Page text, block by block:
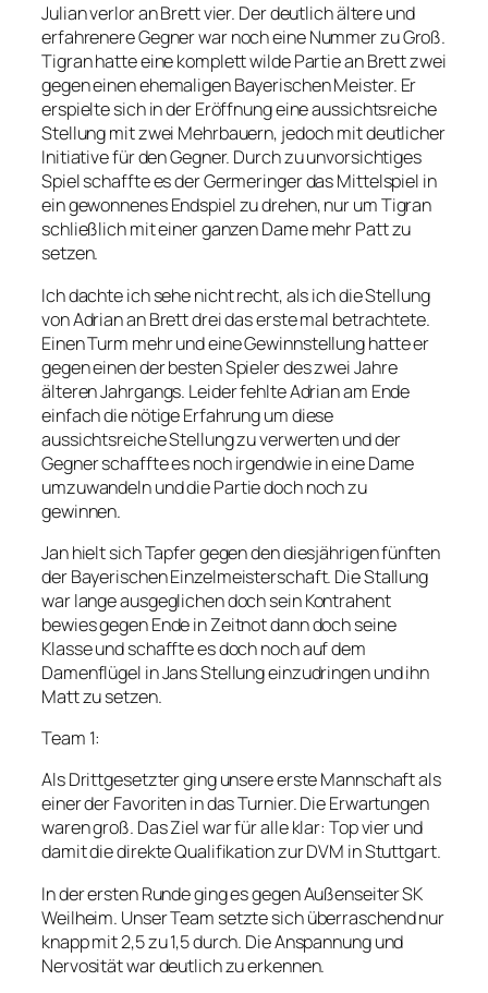
Julian verlor an Brett vier. Der deutlich ältere und
erfahrenere Gegner war noch eine Nummer zu Groß.
Tigran hatte eine komplett wilde Partie an Brett zwei
gegen einen ehemaligen Bayerischen Meister. Er
erspielte sich in der Eröffnung eine aussichtsreiche
Stellung mit zwei Mehrbauern, jedoch mit deutlicher
Initiative für den Gegner. Durch zu unvorsichtiges
Spiel schaffte es der Germeringer das Mittelspiel in
ein gewonnenes Endspiel zu drehen, nur um Tigran
schließlich mit einer ganzen Dame mehr Patt zu
setzen.
Ich dachte ich sehe nicht recht, als ich die Stellung
von Adrian an Brett drei das erste mal betrachtete.
Einen Turm mehr und eine Gewinnstellung hatte er
gegen einen der besten Spieler des zwei Jahre
älteren Jahrgangs. Leider fehlte Adrian am Ende
einfach die nötige Erfahrung um diese
aussichtsreiche Stellung zu verwerten und der
Gegner schaffte es noch irgendwie in eine Dame
umzuwandeln und die Partie doch noch zu
gewinnen.
Jan hielt sich Tapfer gegen den diesjährigen fünften
der Bayerischen Einzelmeisterschaft. Die Stallung
war lange ausgeglichen doch sein Kontrahent
bewies gegen Ende in Zeitnot dann doch seine
Klasse und schaffte es doch noch auf dem
Damenflügel in Jans Stellung einzudringen und ihn
Matt zu setzen.
Team 1:
Als Drittgesetzter ging unsere erste Mannschaft als
einer der Favoriten in das Turnier. Die Erwartungen
waren groß. Das Ziel war für alle klar: Top vier und
damit die direkte Qualifikation zur DVM in Stuttgart.
In der ersten Runde ging es gegen Außenseiter SK
Weilheim. Unser Team setzte sich überraschend nur
knapp mit 2,5 zu 1,5 durch. Die Anspannung und
Nervosität war deutlich zu erkennen.